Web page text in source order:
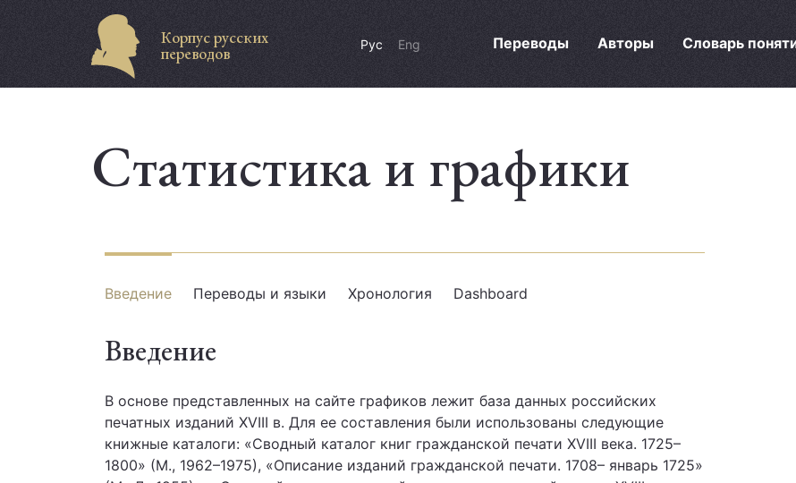
Корпус русских
переводов Рус Eng Переводы Авторы Словарь
Статистика и графики
Введение Переводы и языки Хронология Dashboard
Введение
В основе представленных на сайте графиков лежит база данных российских
печатных изданий XVIII в. Для ее составления были использованы следующие
книжные каталоги: «Сводный каталог книг гражданской печати XVIII века. 1725–
1800» (М., 1962–1975), «Описание изданий гражданской печати. 1708– январь 1725»